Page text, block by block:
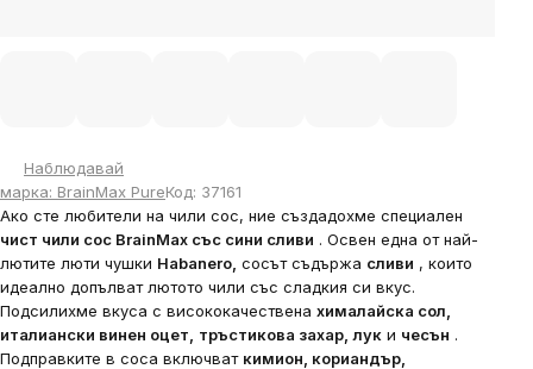
Наблюдавай
марка: BrainMax PureКод: 37161
Ако сте любители на чили сос, ние създадохме специален
чист чили сос BrainMax със сини сливи . Освен една от най-
лютите люти чушки Habanero, сосът съдържа сливи , които
идеално допълват лютото чили със сладкия си вкус.
Подсилихме вкуса с висококачествена хималайска сол,
италиански винен оцет,
тръстикова захар, лук и чесън .
Подправките в соса включват кимион, кориандър,